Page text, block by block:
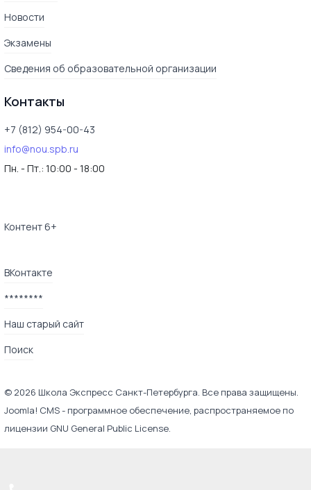
Новости
Экзамены
Сведения об образовательной организации
Контакты
+7 (812) 954-00-43
info@nou.spb.ru
Пн. - Пт.: 10:00 - 18:00
Контент 6+
ВКонтакте
********
Наш старый сайт
Поиск
© 2026 Школа Экспресс Санкт-Петербурга. Все права защищены.
Joomla! CMS- программное обеспечение, распространяемое по
лицензии GNU General Public License.